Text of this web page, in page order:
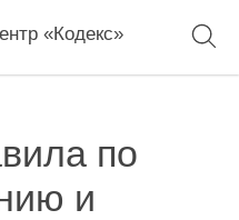
«Кодекс»
по
и